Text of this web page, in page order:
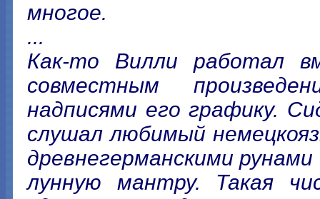
многое.
...
Как-то Вилли работал
совместным
надписями его графику.
слушал любимый
древнегерманскими
лунную мантру. Такая